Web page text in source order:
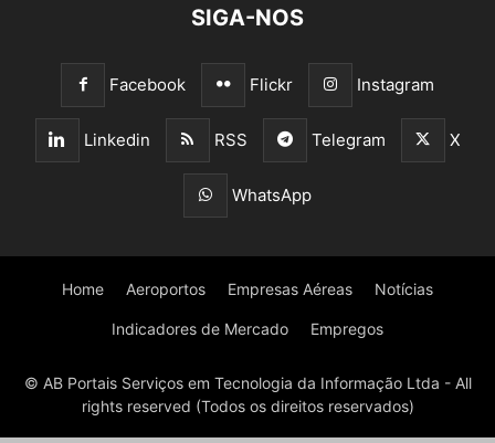
SIGA-NOS
Facebook Flickr Instagram
Linkedin RSS Telegram X
WhatsApp
Home Aeroportos Empresas Aéreas Notícias
Indicadores de Mercado Empregos
© AB Portais Serviços em Tecnologia da Informação Ltda - All
rights reserved (Todos os direitos reservados)